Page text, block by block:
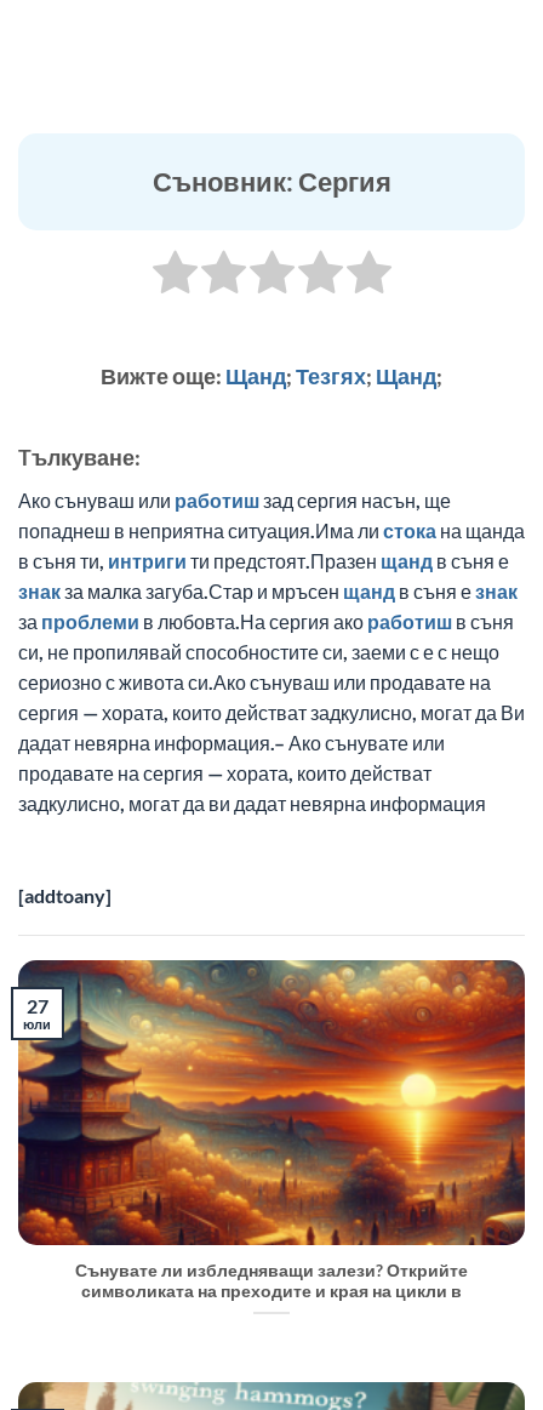
Съновник: Сергия
Вижте още: Щанд;Тезгях; Щанд;
Tълкуване:
Ако сънуваш или работишзад сергия насън, ще
попаднеш в неприятна ситуация.Има ли стока на щанда
в съня ти, интриги ти предстоят.Празен щанд в съня е
знакза малка загуба.Стар и мръсен щанд в съня езнак
за проблеми в любовта.На сергия ако работиш в съня
си, не пропилявай способностите си, заеми с е с нещо
сериозно с живота си.Ако сънуваш или продавате на
сергия — хората, които действат задкулисно, могат да Ви
дадат невярна информация.– Ако сънувате или
продавате на сергия — хората, които действат
задкулисно, могат да ви дадат невярна информация
[addtoany]
Сънувате ли избледняващи залези? Открийте
символиката на преходите и края на цикли в
27
юли